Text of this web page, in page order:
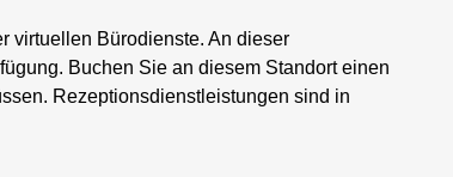
virtuellen Bürodienste. An dieser
Buchen Sie an diesem Standort einen
Rezeptionsdienstleistungen sind in